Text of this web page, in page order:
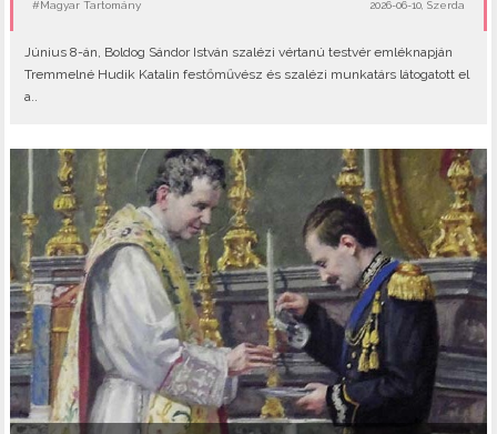
#Magyar Tartomány 2026-06-10, Szerda
Június 8-án, Boldog Sándor István szalézi vértanú testvér emléknapján
Tremmelné Hudik Katalin festőművész és szalézi munkatárs látogatott el
a..